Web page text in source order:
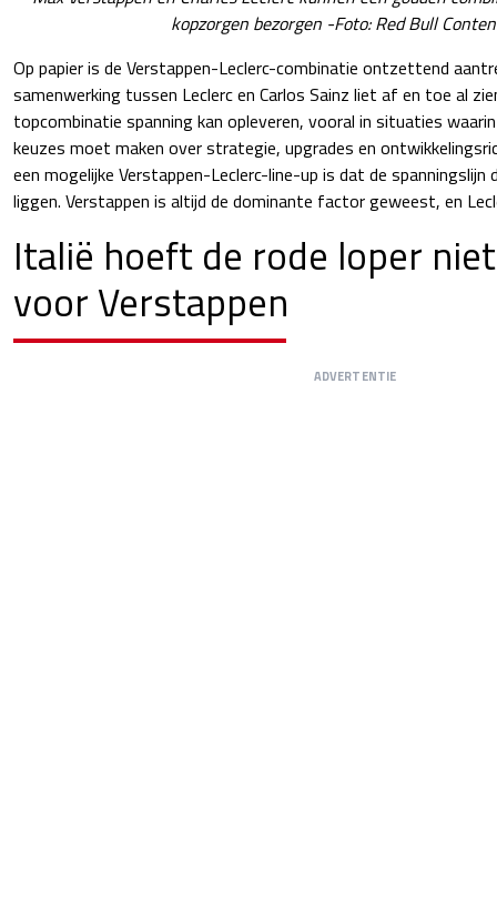
kopzorgen bezorgen -Foto: Red Bull
Op papier is de Verstappen-Leclerc-combinatie ontzettend
samenwerking tussen Leclerc en Carlos Sainz liet af en toe al
topcombinatie spanning kan opleveren, vooral in situaties
keuzes moet maken over strategie, upgrades en
een mogelijke Verstappen-Leclerc-line-up is dat de spanningslijn
liggen. Verstappen is altijd de dominante factor geweest, en
Italië hoeft de rode loper
voor Verstappen
ADVERTENTIE